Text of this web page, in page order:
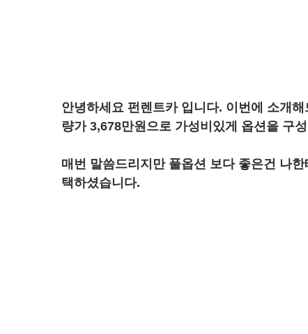
안녕하세요 펀렌트카 입니다. 이번에 소개
량가 3,678만원으로 가성비있게 옵션을 구
매번 말씀드리지만 풀옵션 보다 좋은건 나
택하셨습니다.